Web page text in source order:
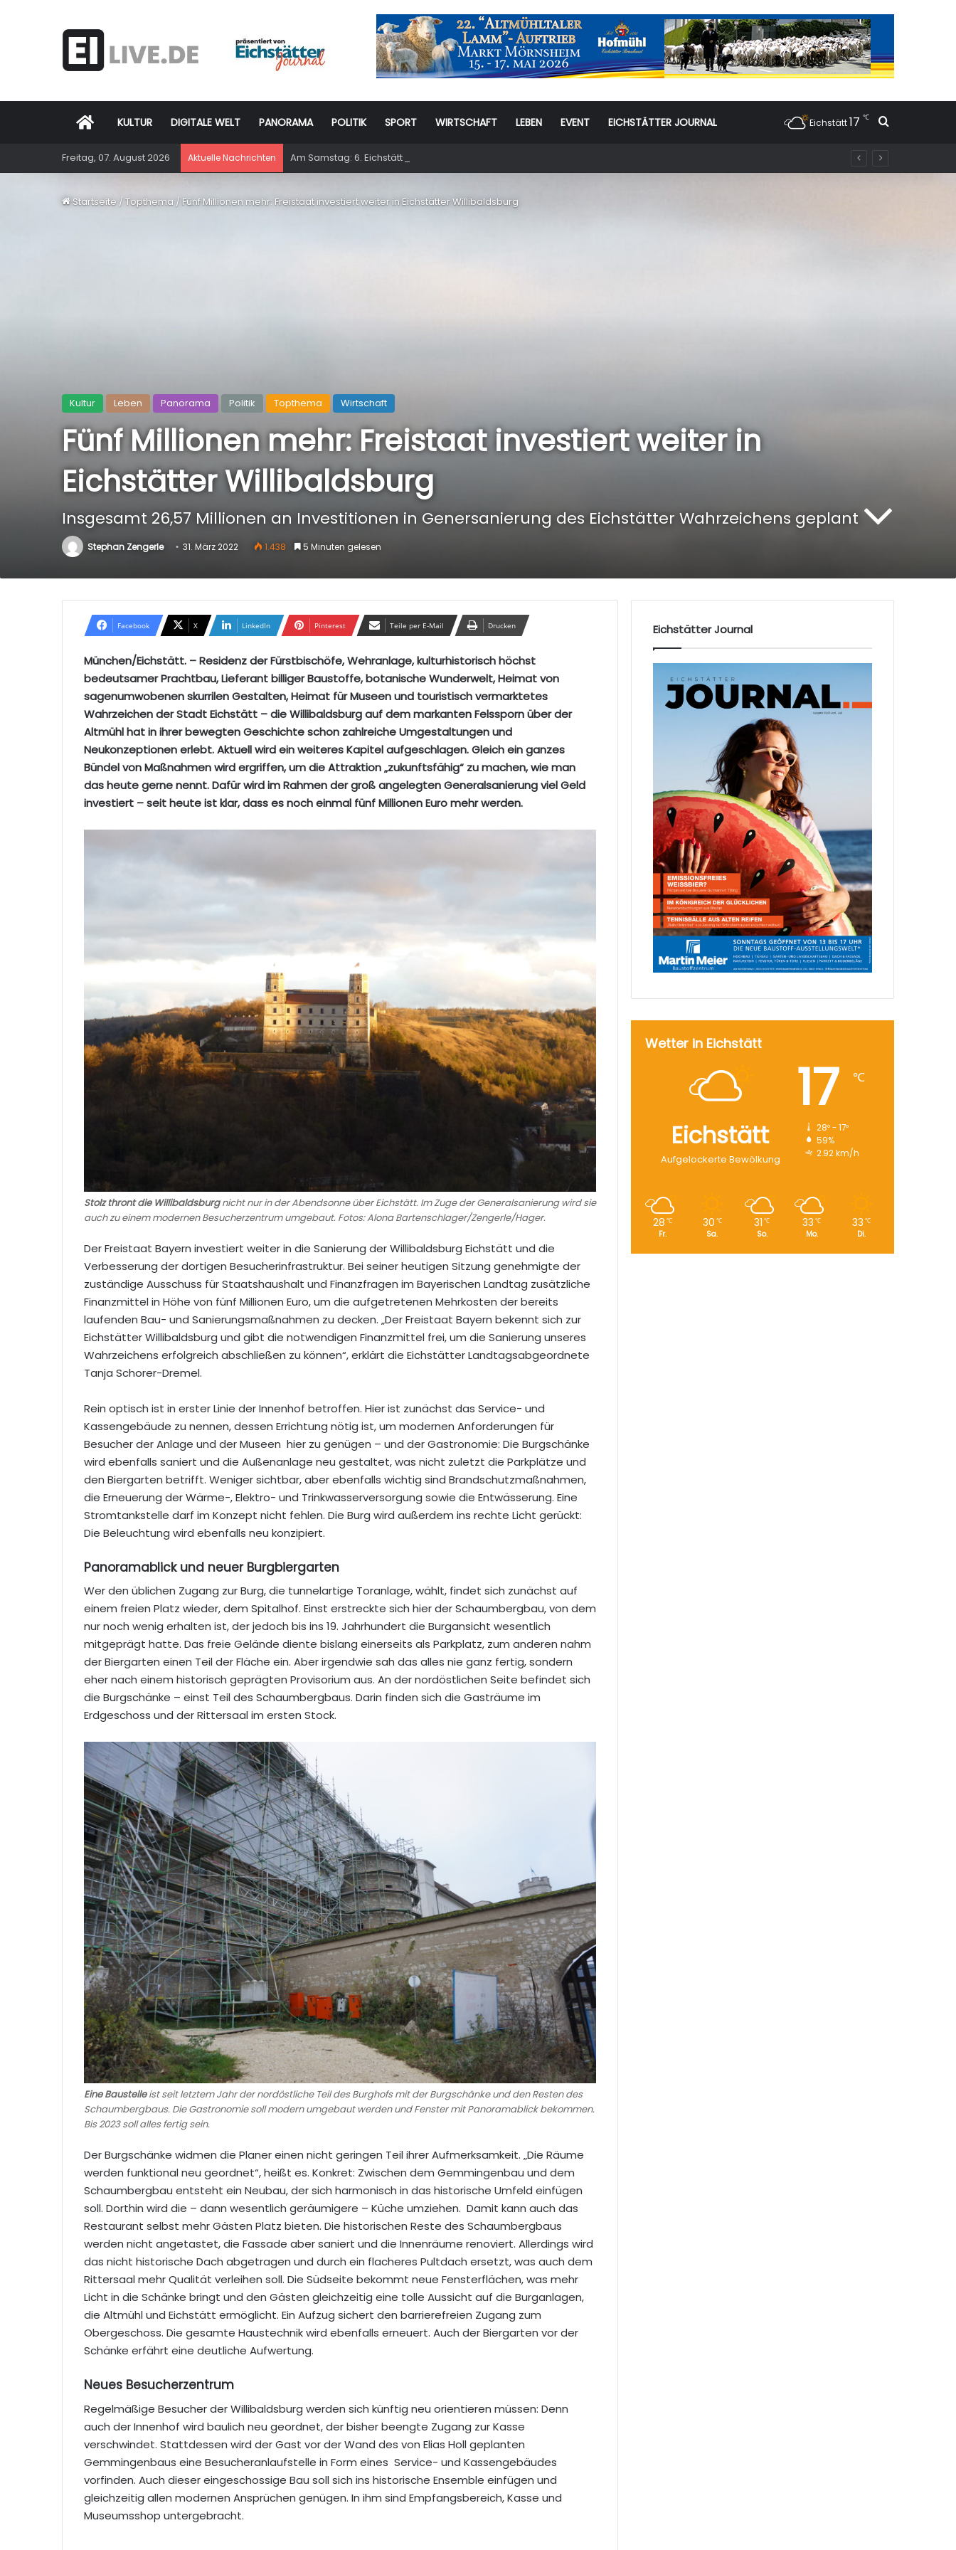
Startseite
KULTUR DIGITALE WELT PANORAMA POLITIK SPORT WIRTSCHAFT LEBEN EVENT EICHSTÄTTER JOURNAL Eichstätt17 ℃ Suchen
Freitag, 07. August 2026 Aktuelle Nachrichten Am Samstag: 6. Eichstätter Kinder- und Jugendtag – für ganze Familie
Startseite /Topthema / Fünf Millionen mehr: Freistaat investiert weiter in Eichstätter Willibaldsburg
Kultur Leben Panorama Politik Topthema Wirtschaft
Fünf Millionen mehr: Freistaat investiert weiter in
Eichstätter Willibaldsburg
Insgesamt 26,57 Millionen an Investitionen in Genersanierung des Eichstätter Wahrzeichens geplant
Stephan Zengerle 31. März 2022 1.438 5 Minuten gelesen
Facebook X LinkedIn Pinterest Teile per E-Mail Drucken
München/Eichstätt. – Residenz der Fürstbischöfe, Wehranlage, kulturhistorisch höchst
bedeutsamer Prachtbau, Lieferant billiger Baustoffe, botanische Wunderwelt, Heimat von
sagenumwobenen skurrilen Gestalten, Heimat für Museen und touristisch vermarktetes
Wahrzeichen der Stadt Eichstätt – die Willibaldsburg auf dem markanten Felssporn über der
Altmühl hat in ihrer bewegten Geschichte schon zahlreiche Umgestaltungen und
Neukonzeptionen erlebt. Aktuell wird ein weiteres Kapitel aufgeschlagen. Gleich ein ganzes
Bündel von Maßnahmen wird ergriffen, um die Attraktion „zukunftsfähig“ zu machen, wie man
das heute gerne nennt. Dafür wird im Rahmen der groß angelegten Generalsanierung viel Geld
investiert – seit heute ist klar, dass es noch einmal fünf Millionen Euro mehr werden.
Stolz thront die Willibaldsburgnicht nur in der Abendsonne über Eichstätt. Im Zuge der Generalsanierung wird sie
auch zu einem modernen Besucherzentrum umgebaut. Fotos: Alona Bartenschlager/Zengerle/Hager.
Der Freistaat Bayern investiert weiter in die Sanierung der Willibaldsburg Eichstätt und die
Verbesserung der dortigen Besucherinfrastruktur. Bei seiner heutigen Sitzung genehmigte der
zuständige Ausschuss für Staatshaushalt und Finanzfragen im Bayerischen Landtag zusätzliche
Finanzmittel in Höhe von fünf Millionen Euro, um die aufgetretenen Mehrkosten der bereits
laufenden Bau- und Sanierungsmaßnahmen zu decken. „Der Freistaat Bayern bekennt sich zur
Eichstätter Willibaldsburg und gibt die notwendigen Finanzmittel frei, um die Sanierung unseres
Wahrzeichens erfolgreich abschließen zu können“, erklärt die Eichstätter Landtagsabgeordnete
Tanja Schorer-Dremel.
Rein optisch ist in erster Linie der Innenhof betroffen. Hier ist zunächst das Service- und
Kassengebäude zu nennen, dessen Errichtung nötig ist, um modernen Anforderungen für
Besucher der Anlage und der Museen hier zu genügen – und der Gastronomie: Die Burgschänke
wird ebenfalls saniert und die Außenanlage neu gestaltet, was nicht zuletzt die Parkplätze und
den Biergarten betrifft. Weniger sichtbar, aber ebenfalls wichtig sind Brandschutzmaßnahmen,
die Erneuerung der Wärme-, Elektro- und Trinkwasserversorgung sowie die Entwässerung. Eine
Stromtankstelle darf im Konzept nicht fehlen. Die Burg wird außerdem ins rechte Licht gerückt:
Die Beleuchtung wird ebenfalls neu konzipiert.
Panoramablick und neuer Burgbiergarten
Wer den üblichen Zugang zur Burg, die tunnelartige Toranlage, wählt, findet sich zunächst auf
einem freien Platz wieder, dem Spitalhof. Einst erstreckte sich hier der Schaumbergbau, von dem
nur noch wenig erhalten ist, der jedoch bis ins 19. Jahrhundert die Burgansicht wesentlich
mitgeprägt hatte. Das freie Gelände diente bislang einerseits als Parkplatz, zum anderen nahm
der Biergarten einen Teil der Fläche ein. Aber irgendwie sah das alles nie ganz fertig, sondern
eher nach einem historisch geprägten Provisorium aus. An der nordöstlichen Seite befindet sich
die Burgschänke – einst Teil des Schaumbergbaus. Darin finden sich die Gasträume im
Erdgeschoss und der Rittersaal im ersten Stock.
Eine Baustelleist seit letztem Jahr der nordöstliche Teil des Burghofs mit der Burgschänke und den Resten des
Schaumbergbaus. Die Gastronomie soll modern umgebaut werden und Fenster mit Panoramablick bekommen.
Bis 2023 soll alles fertig sein.
Der Burgschänke widmen die Planer einen nicht geringen Teil ihrer Aufmerksamkeit. „Die Räume
werden funktional neu geordnet“, heißt es. Konkret: Zwischen dem Gemmingenbau und dem
Schaumbergbau entsteht ein Neubau, der sich harmonisch in das historische Umfeld einfügen
soll. Dorthin wird die – dann wesentlich geräumigere – Küche umziehen. Damit kann auch das
Restaurant selbst mehr Gästen Platz bieten. Die historischen Reste des Schaumbergbaus
werden nicht angetastet, die Fassade aber saniert und die Innenräume renoviert. Allerdings wird
das nicht historische Dach abgetragen und durch ein flacheres Pultdach ersetzt, was auch dem
Rittersaal mehr Qualität verleihen soll. Die Südseite bekommt neue Fensterflächen, was mehr
Licht in die Schänke bringt und den Gästen gleichzeitig eine tolle Aussicht auf die Burganlagen,
die Altmühl und Eichstätt ermöglicht. Ein Aufzug sichert den barrierefreien Zugang zum
Obergeschoss. Die gesamte Haustechnik wird ebenfalls erneuert. Auch der Biergarten vor der
Schänke erfährt eine deutliche Aufwertung.
Neues Besucherzentrum
Regelmäßige Besucher der Willibaldsburg werden sich künftig neu orientieren müssen: Denn
auch der Innenhof wird baulich neu geordnet, der bisher beengte Zugang zur Kasse
verschwindet. Stattdessen wird der Gast vor der Wand des von Elias Holl geplanten
Gemmingenbaus eine Besucheranlaufstelle in Form eines Service- und Kassengebäudes
vorfinden. Auch dieser eingeschossige Bau soll sich ins historische Ensemble einfügen und
gleichzeitig allen modernen Ansprüchen genügen. In ihm sind Empfangsbereich, Kasse und
Museumsshop untergebracht.
Eichstätter Journal
Wetter in Eichstätt
Eichstätt
Aufgelockerte Bewölkung
17 ℃
28º - 17º
59%
2.92 km/h
28 ℃
Fr.
30 ℃
Sa.
31 ℃
So.
33 ℃
Mo.
33 ℃
Di.